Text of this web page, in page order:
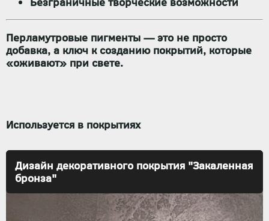
Перламутровые пигменты — это не просто
добавка, а ключ к созданию покрытий, которые
«оживают» при свете.
Используется в покрытиях
Дизайн декоративного покрытия "Закаленная
бронза"